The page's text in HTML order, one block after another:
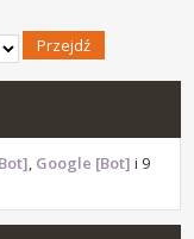
Google [Bot] i 9